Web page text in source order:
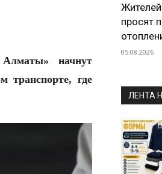
начнут
транспорте, где
Жителей
просят
05.08.2026
ЛЕНТА